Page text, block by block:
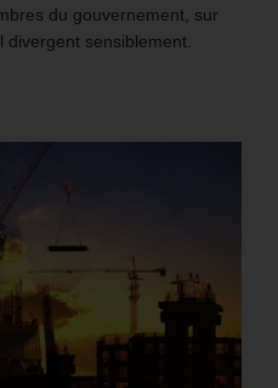
du gouvernement, sur
divergent sensiblement.